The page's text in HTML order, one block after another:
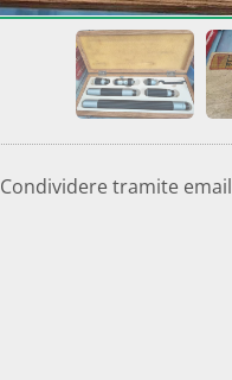
Condividere tramite email